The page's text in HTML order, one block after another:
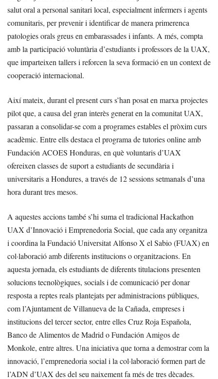
salut oral a personal sanitari local, especialment infermers i agents
comunitaris, per prevenir i identificar de manera primerenca
patologies orals greus en embarassades i infants. A més, compta
amb la participació voluntària d’estudiants i professors de la UAX,
que imparteixen tallers i reforcen la seva formació en un context de
cooperació internacional.
Així mateix, durant el present curs s’han posat en marxa projectes
pilot que, a causa del gran interès generat en la comunitat UAX,
passaran a consolidar-se com a programes estables el pròxim curs
acadèmic. Entre ells destaca el programa de tutories online amb
Fundación ACOES Honduras, en què voluntaris d’UAX
ofereixen classes de suport a estudiants de secundària i
universitaris a Hondures, a través de 12 sessions setmanals d’una
hora durant tres mesos.
A aquestes accions també s’hi suma el tradicional Hackathon
UAX d’Innovació i Emprenedoria Social, que cada any organitza
i coordina la Fundació Universitat Alfonso X el Sabio (FUAX) en
col·laboració amb diferents institucions o organitzacions. En
aquesta jornada, els estudiants de diferents titulacions presenten
solucions tecnològiques, socials i de comunicació per donar
resposta a reptes reals plantejats per administracions públiques,
com l’Ajuntament de Villanueva de la Cañada, empreses i
institucions del tercer sector, entre elles Cruz Roja Española,
Banco de Alimentos de Madrid o Fundación Amigos de
Monkole, entre altres. Una iniciativa que torna a demostrar com la
innovació, l’emprenedoria social i la col·laboració formen part de
l’ADN d’UAX des del seu naixement fa més de tres dècades.